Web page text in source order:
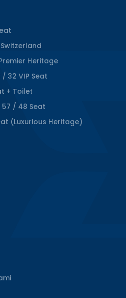
Heritage
32 VIP Seat
+ Toilet
/ 48 Seat
(Luxurious Heritage)